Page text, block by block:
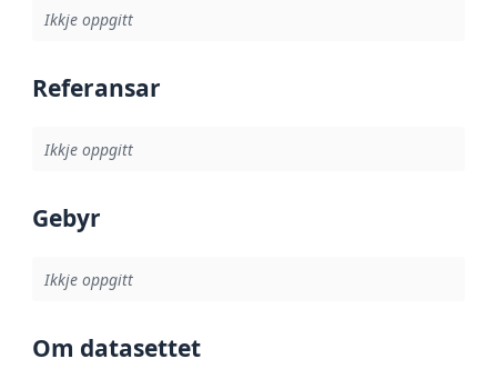
Ikkje oppgitt
Referansar
Ikkje oppgitt
Gebyr
Ikkje oppgitt
Om datasettet